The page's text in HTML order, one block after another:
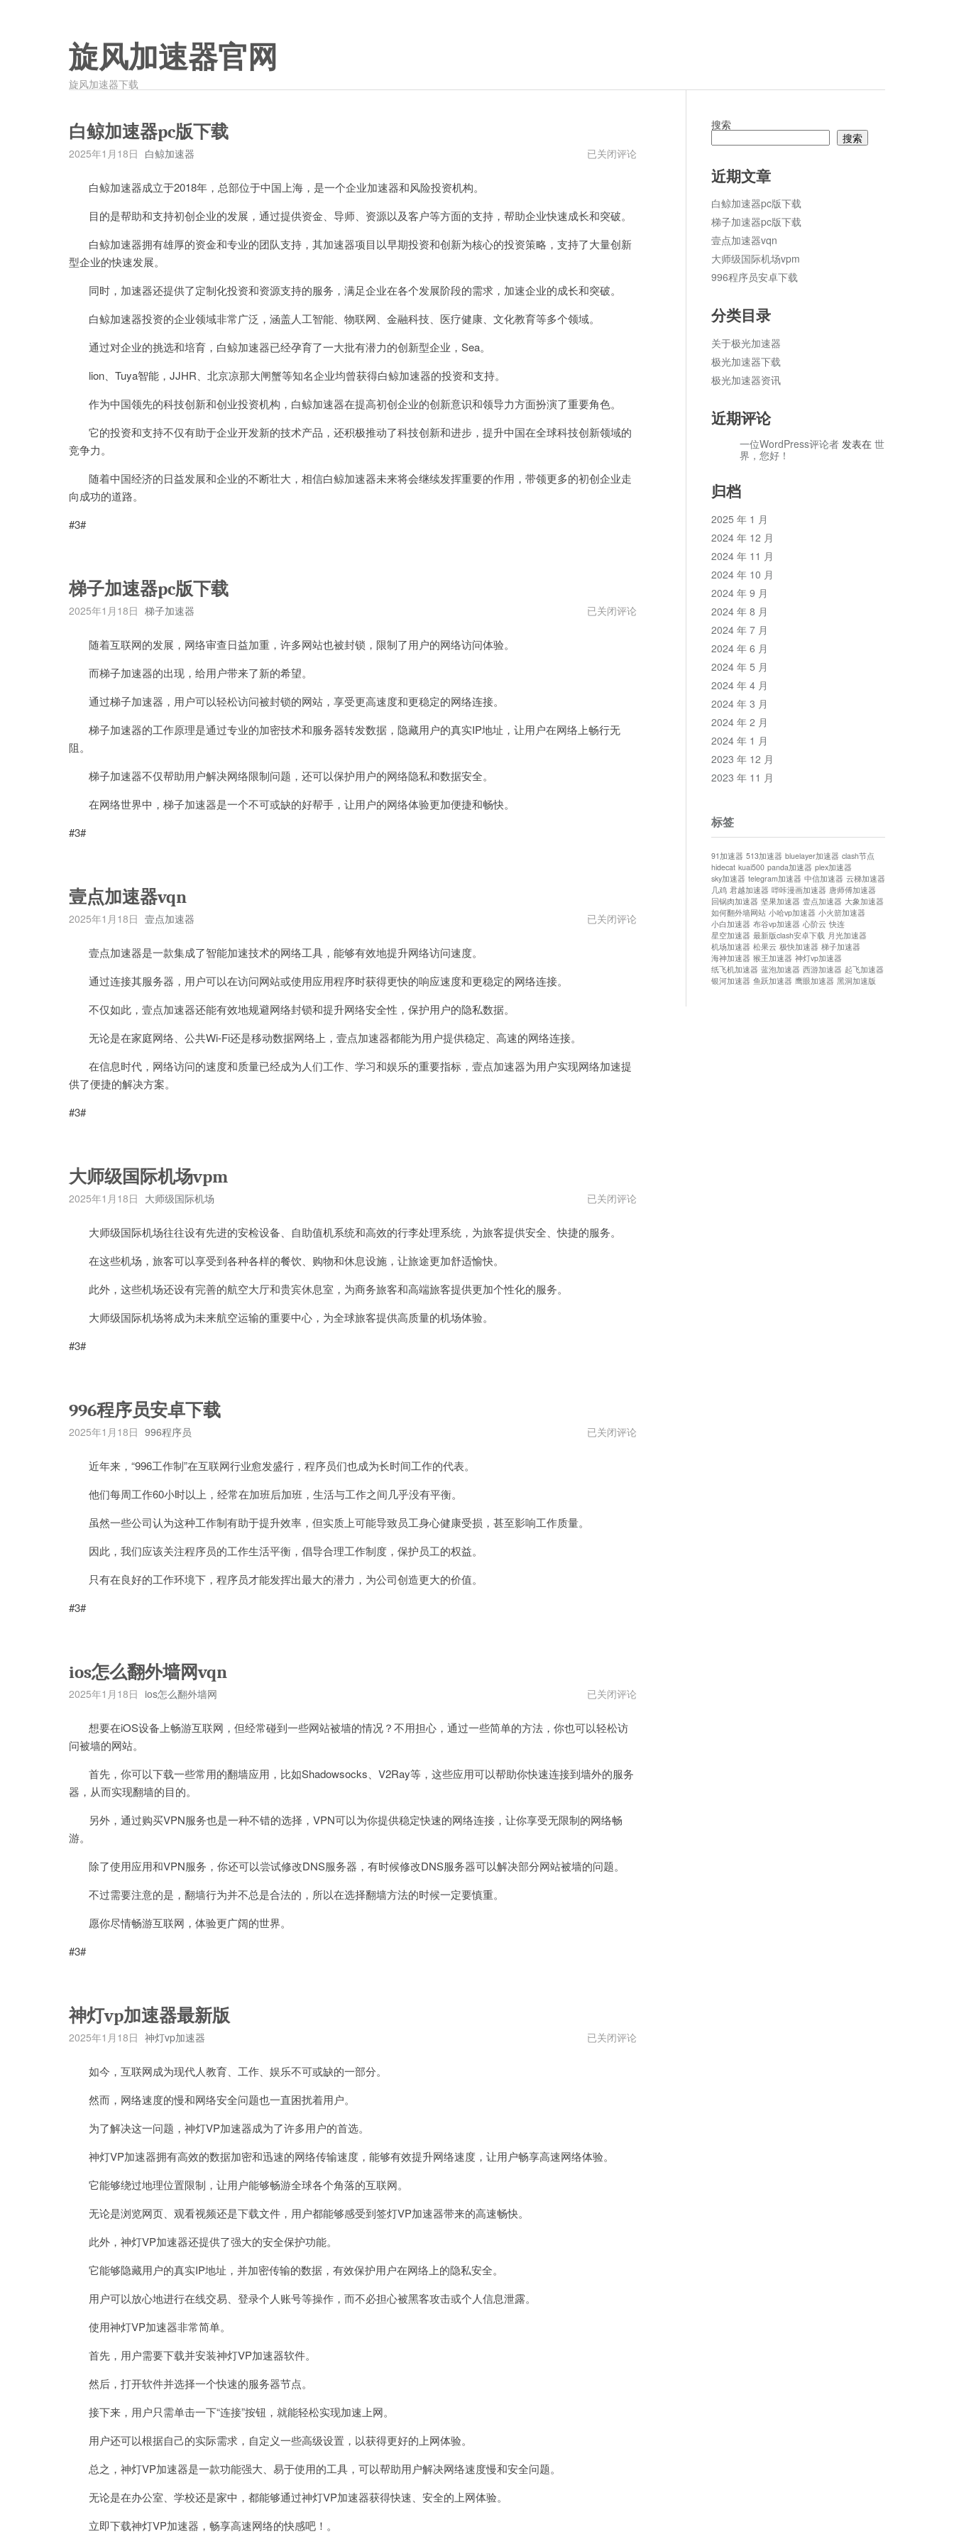
旋风加速器官网
旋风加速器下载
白鲸加速器pc版下载
2025年1月18日 白鲸加速器
白
pc
版
载
已关闭评论
白鲸加速器成立于2018年，总部位于中国上海，是一个企业加速器和风险投资机构。
目的是帮助和支持初创企业的发展，通过提供资金、导师、资源以及客户等方面的支持，帮助企业快速成长和突破。
白鲸加速器拥有雄厚的资金和专业的团队支持，其加速器项目以早期投资和创新为核心的投资策略，支持了大量创新
型企业的快速发展。
同时，加速器还提供了定制化投资和资源支持的服务，满足企业在各个发展阶段的需求，加速企业的成长和突破。
白鲸加速器投资的企业领域非常广泛，涵盖人工智能、物联网、金融科技、医疗健康、文化教育等多个领域。
通过对企业的挑选和培育，白鲸加速器已经孕育了一大批有潜力的创新型企业，Sea。
lion、Tuya智能，JJHR、北京凉那大闸蟹等知名企业均曾获得白鲸加速器的投资和支持。
作为中国领先的科技创新和创业投资机构，白鲸加速器在提高初创企业的创新意识和领导力方面扮演了重要角色。
它的投资和支持不仅有助于企业开发新的技术产品，还积极推动了科技创新和进步，提升中国在全球科技创新领域的
竞争力。
随着中国经济的日益发展和企业的不断壮大，相信白鲸加速器未来将会继续发挥重要的作用，带领更多的初创企业走
向成功的道路。
#3#
梯子加速器pc版下载
2025年1月18日 梯子加速器
梯
已关闭评论
随着互联网的发展，网络审查日益加重，许多网站也被封锁，限制了用户的网络访问体验。
而梯子加速器的出现，给用户带来了新的希望。
通过梯子加速器，用户可以轻松访问被封锁的网站，享受更高速度和更稳定的网络连接。
梯子加速器的工作原理是通过专业的加密技术和服务器转发数据，隐藏用户的真实IP地址，让用户在网络上畅行无
阻。
梯子加速器不仅帮助用户解决网络限制问题，还可以保护用户的网络隐私和数据安全。
在网络世界中，梯子加速器是一个不可或缺的好帮手，让用户的网络体验更加便捷和畅快。
#3#
壹点加速器vqn
2025年1月18日 壹点加速器
壹
已关闭评论
壹点加速器是一款集成了智能加速技术的网络工具，能够有效地提升网络访问速度。
通过连接其服务器，用户可以在访问网站或使用应用程序时获得更快的响应速度和更稳定的网络连接。
不仅如此，壹点加速器还能有效地规避网络封锁和提升网络安全性，保护用户的隐私数据。
无论是在家庭网络、公共Wi-Fi还是移动数据网络上，壹点加速器都能为用户提供稳定、高速的网络连接。
在信息时代，网络访问的速度和质量已经成为人们工作、学习和娱乐的重要指标，壹点加速器为用户实现网络加速提
供了便捷的解决方案。
#3#
大师级国际机场vpm
2025年1月18日 大师级国际机场
大
国
已关闭评论
大师级国际机场往往设有先进的安检设备、自助值机系统和高效的行李处理系统，为旅客提供安全、快捷的服务。
在这些机场，旅客可以享受到各种各样的餐饮、购物和休息设施，让旅途更加舒适愉快。
此外，这些机场还设有完善的航空大厅和贵宾休息室，为商务旅客和高端旅客提供更加个性化的服务。
大师级国际机场将成为未来航空运输的重要中心，为全球旅客提供高质量的机场体验。
#3#
996程序员安卓下载
2025年1月18日 996程序员
996
已关闭评论
近年来，“996工作制”在互联网行业愈发盛行，程序员们也成为长时间工作的代表。
他们每周工作60小时以上，经常在加班后加班，生活与工作之间几乎没有平衡。
虽然一些公司认为这种工作制有助于提升效率，但实质上可能导致员工身心健康受损，甚至影响工作质量。
因此，我们应该关注程序员的工作生活平衡，倡导合理工作制度，保护员工的权益。
只有在良好的工作环境下，程序员才能发挥出最大的潜力，为公司创造更大的价值。
#3#
ios怎么翻外墙网vqn
2025年1月18日 ios怎么翻外墙网
ios
翻
vqn
已关闭评论
想要在iOS设备上畅游互联网，但经常碰到一些网站被墙的情况？不用担心，通过一些简单的方法，你也可以轻松访
问被墙的网站。
首先，你可以下载一些常用的翻墙应用，比如Shadowsocks、V2Ray等，这些应用可以帮助你快速连接到墙外的服务
器，从而实现翻墙的目的。
另外，通过购买VPN服务也是一种不错的选择，VPN可以为你提供稳定快速的网络连接，让你享受无限制的网络畅
游。
除了使用应用和VPN服务，你还可以尝试修改DNS服务器，有时候修改DNS服务器可以解决部分网站被墙的问题。
不过需要注意的是，翻墙行为并不总是合法的，所以在选择翻墙方法的时候一定要慎重。
愿你尽情畅游互联网，体验更广阔的世界。
#3#
神灯vp加速器最新版
2025年1月18日 神灯vp加速器
神
已关闭评论
如今，互联网成为现代人教育、工作、娱乐不可或缺的一部分。
然而，网络速度的慢和网络安全问题也一直困扰着用户。
为了解决这一问题，神灯VP加速器成为了许多用户的首选。
神灯VP加速器拥有高效的数据加密和迅速的网络传输速度，能够有效提升网络速度，让用户畅享高速网络体验。
它能够绕过地理位置限制，让用户能够畅游全球各个角落的互联网。
无论是浏览网页、观看视频还是下载文件，用户都能够感受到签灯VP加速器带来的高速畅快。
此外，神灯VP加速器还提供了强大的安全保护功能。
它能够隐藏用户的真实IP地址，并加密传输的数据，有效保护用户在网络上的隐私安全。
用户可以放心地进行在线交易、登录个人账号等操作，而不必担心被黑客攻击或个人信息泄露。
使用神灯VP加速器非常简单。
首先，用户需要下载并安装神灯VP加速器软件。
然后，打开软件并选择一个快速的服务器节点。
接下来，用户只需单击一下“连接”按钮，就能轻松实现加速上网。
用户还可以根据自己的实际需求，自定义一些高级设置，以获得更好的上网体验。
总之，神灯VP加速器是一款功能强大、易于使用的工具，可以帮助用户解决网络速度慢和安全问题。
无论是在办公室、学校还是家中，都能够通过神灯VP加速器获得快速、安全的上网体验。
立即下载神灯VP加速器，畅享高速网络的快感吧！。
搜索
搜索
近期文章
白鲸加速器pc版下载
梯子加速器pc版下载
壹点加速器vqn
大师级国际机场vpm
996程序员安卓下载
分类目录
关于极光加速器
极光加速器下载
极光加速器资讯
近期评论
一位WordPress评论者 发表在 世
界，您好！
归档
2025 年 1 月
2024 年 12 月
2024 年 11 月
2024 年 10 月
2024 年 9 月
2024 年 8 月
2024 年 7 月
2024 年 6 月
2024 年 5 月
2024 年 4 月
2024 年 3 月
2024 年 2 月
2024 年 1 月
2023 年 12 月
2023 年 11 月
标签
91加速器 513加速器 bluelayer加速器 clash节点
hidecat kuai500 panda加速器 plex加速器
sky加速器 telegram加速器 中信加速器 云梯加速器
几鸡 君越加速器 哔咔漫画加速器 唐师傅加速器
回锅肉加速器 坚果加速器 壹点加速器 大象加速器
如何翻外墙网站 小哈vp加速器 小火箭加速器
小白加速器 布谷vp加速器 心阶云 快连
星空加速器 最新版clash安卓下载 月光加速器
机场加速器 松果云 极快加速器 梯子加速器
海神加速器 猴王加速器 神灯vp加速器
纸飞机加速器 蓝泡加速器 西游加速器 起飞加速器
银河加速器 鱼跃加速器 鹰眼加速器 黑洞加速版